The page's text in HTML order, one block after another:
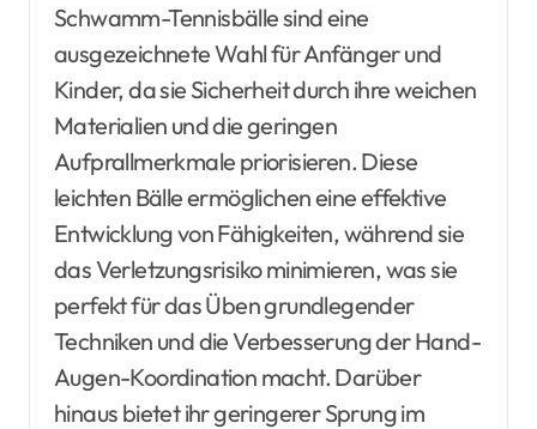
Schwamm-Tennisbälle sind eine
ausgezeichnete Wahl für Anfänger und
Kinder, da sie Sicherheit durch ihre weichen
Materialien und die geringen
Aufprallmerkmale priorisieren. Diese
leichten Bälle ermöglichen eine effektive
Entwicklung von Fähigkeiten, während sie
das Verletzungsrisiko minimieren, was sie
perfekt für das Üben grundlegender
Techniken und die Verbesserung der Hand-
Augen-Koordination macht. Darüber
hinaus bietet ihr geringerer Sprung im